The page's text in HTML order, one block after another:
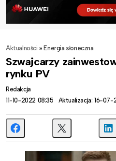
Aktualności » Energia słoneczna
Szwajcarzy
rynku PV
Redakcja
11-10-2022 08:35
Aktualizacja: 16-07-